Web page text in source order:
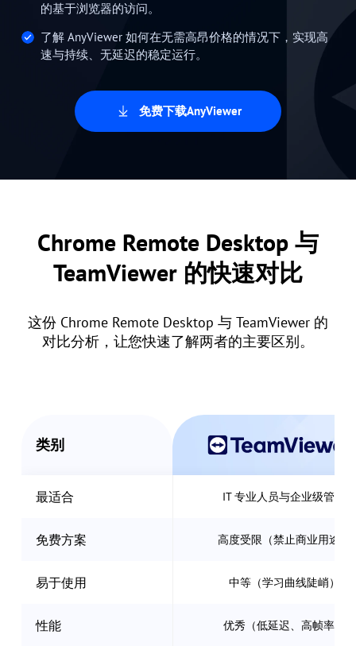
的基于浏览器的访问。
了解 AnyViewer 如何在无需高昂价格的情况下，实现高
速与持续、无延迟的稳定运行。
免费下载AnyViewer
Chrome Remote Desktop 与
TeamViewer 的快速对比
这份 Chrome Remote Desktop 与 TeamViewer 的
对比分析，让您快速了解两者的主要区别。
类别
最适合 IT 专业人员与企业级管理
免费方案 高度受限（禁止商业用途）
易于使用 中等（学习曲线陡峭）
性能 优秀（低延迟、高帧率）